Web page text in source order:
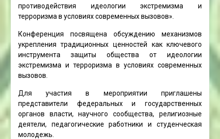
противодействия идеологии экстремизма и
терроризма в условиях современных вызовов».
Конференция посвящена обсуждению механизмов
укрепления традиционных ценностей как ключевого
инструмента защиты общества от идеологии
экстремизма и терроризма в условиях современных
вызовов.
Для участия в мероприятии приглашены
представители федеральных и государственных
органов власти, научного сообщества, религиозные
деятели, педагогические работники и студенческая
молодежь.